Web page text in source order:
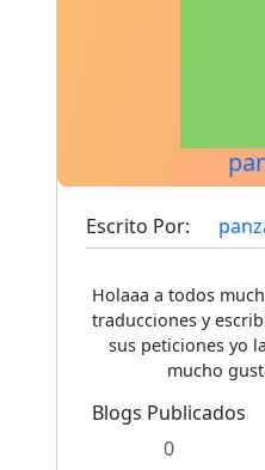
Escrito Por:
Holaaa a todos
traducciones y
sus peticiones yo
mucho
Blogs Publicados
0